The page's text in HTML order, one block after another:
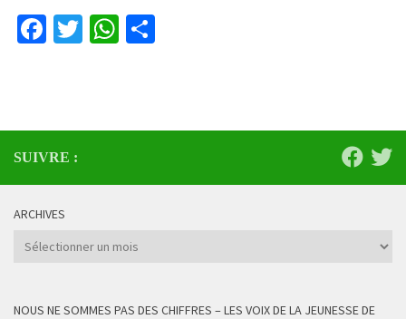
Facebook
TwitterWhatsApp
SUIVRE :
ARCHIVES
Archives
NOUS NE SOMMES PAS DES CHIFFRES – LES VOIX DE LA JEUNESSE DE